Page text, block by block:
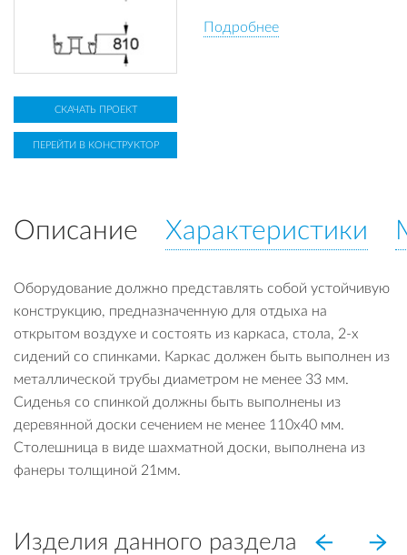
Подробнее
СКАЧАТЬ ПРОЕКТ
ПЕРЕЙТИ В КОНСТРУКТОР
Описание Характеристики
Оборудование должно представлять собой устойчивую
конструкцию, предназначенную для отдыха на
открытом воздухе и состоять из каркаса, стола, 2-х
сидений со спинками. Каркас должен быть выполнен из
металлической трубы диаметром не менее 33 мм.
Сиденья со спинкой должны быть выполнены из
деревянной доски сечением не менее 110х40 мм.
Столешница в виде шахматной доски, выполнена из
фанеры толщиной 21мм.
Изделия данного раздела